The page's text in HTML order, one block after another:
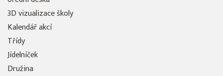
3D vizualizace školy
Kalendář akcí
Třídy
Jídelníček
Družina